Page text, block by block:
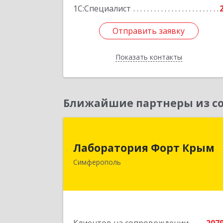
1С:Специалист
Отправить заявку
Показать контакты
Отправить заявку
Назад
Ближайшие партнеры из
Лаборатория Форт Крым
Симферополь
295034, Крым Респ, Симферополь г,
Киевская ул, дом № 79, оф.902